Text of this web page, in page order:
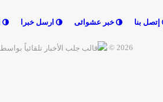
إتصل بنا خبر عشوائى ارسل خبرا
2026 ©